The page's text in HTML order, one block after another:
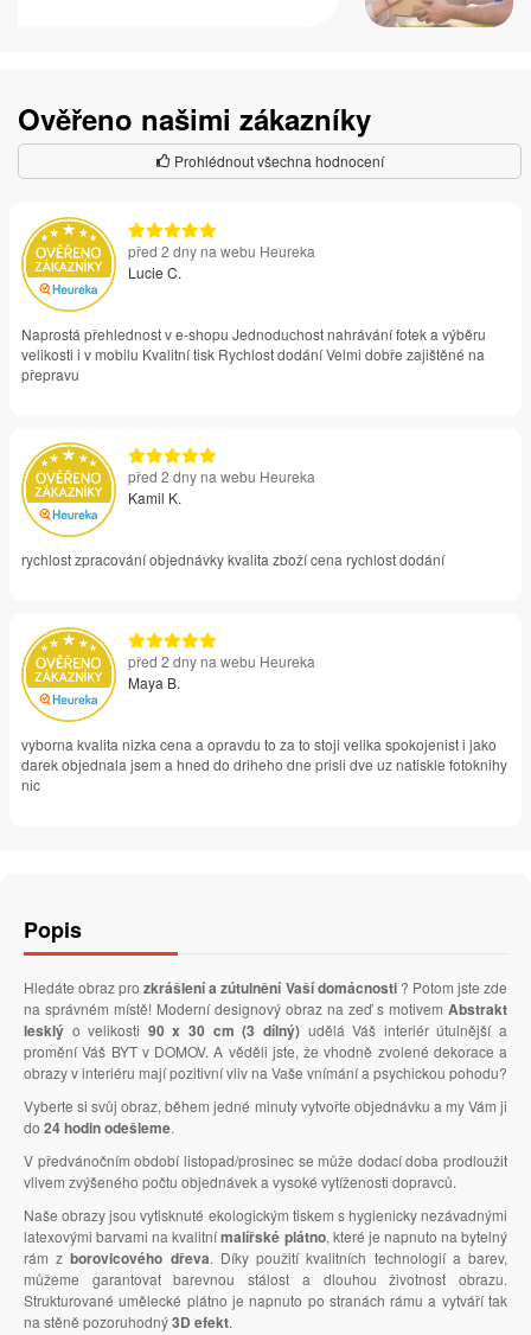
Ověřeno našimi zákazníky
Prohlédnout všechna hodnocení
před 2 dny na webu Heureka
Lucie C.
Naprostá přehlednost v e-shopu Jednoduchost nahrávání fotek a výběru
velikosti i v mobilu Kvalitní tisk Rychlost dodání Velmi dobře zajištěné na
přepravu
před 2 dny na webu Heureka
Kamil K.
rychlost zpracování objednávky kvalita zboží cena rychlost dodání
před 2 dny na webu Heureka
Maya B.
vyborna kvalita nizka cena a opravdu to za to stoji velika spokojenist i jako
darek objednala jsem a hned do driheho dne prisli dve uz natiskle fotoknihy
nic
Popis
Hledáte obraz prozkrášlení a zútulnění Vaší domácnosti? Potom jste zde
na správném místě! Moderní designový obraz na zeď s motivem Abstrakt
lesklý o velikosti 90 x 30 cm (3 dílný)udělá Váš interiér útulnější a
promění Váš BYT v DOMOV. A věděli jste, že vhodně zvolené dekorace a
obrazy v interiéru mají pozitivní vliv na Vaše vnímání a psychickou pohodu?
Vyberte si svůj obraz, během jedné minuty vytvořte objednávku a my Vám ji
do 24 hodin odešleme.
V předvánočním období listopad/prosinec se může dodací doba prodloužit
vlivem zvýšeného počtu objednávek a vysoké vytíženosti dopravců.
Naše obrazy jsou vytisknuté ekologickým tiskem s hygienicky nezávadnými
latexovými barvami na kvalitnímalířské plátno, které je napnuto na bytelný
rám zborovicového dřeva. Díky použití kvalitních technologií a barev,
můžeme garantovat barevnou stálost a dlouhou životnost obrazu.
Strukturované umělecké plátno je napnuto po stranách rámu a vytváří tak
na stěně pozoruhodný3D efekt.